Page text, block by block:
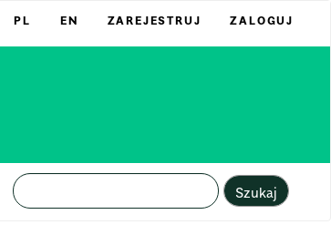
PL EN ZAREJESTRUJ ZALOGUJ
Szukaj